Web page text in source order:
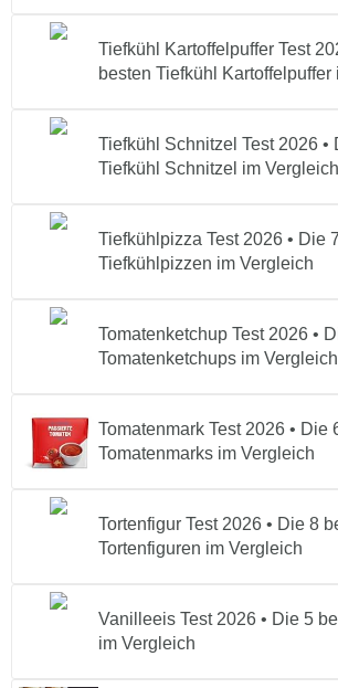
Tiefkühl Kartoffelpuffer Test
besten Tiefkühl Kartoffelpuffer
Tiefkühl Schnitzel Test 2026 •
Tiefkühl Schnitzel im Vergleich
Tiefkühlpizza Test 2026 • Die
Tiefkühlpizzen im Vergleich
Tomatenketchup Test 2026 •
Tomatenketchups im Vergleich
Tomatenmark Test 2026 • Die
Tomatenmarks im Vergleich
Tortenfigur Test 2026 • Die 8
Tortenfiguren im Vergleich
Vanilleeis Test 2026 • Die 5
im Vergleich